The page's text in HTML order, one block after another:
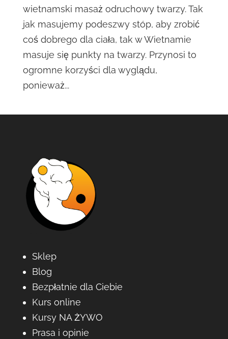
wietnamski masaż odruchowy twarzy. Tak
jak masujemy podeszwy stóp, aby zrobić
coś dobrego dla ciała, tak w Wietnamie
masuje się punkty na twarzy. Przynosi to
ogromne korzyści dla wyglądu,
ponieważ...
Sklep
Blog
Bezpłatnie dla Ciebie
Kurs online
Kursy NA ŻYWO
Prasa i opinie